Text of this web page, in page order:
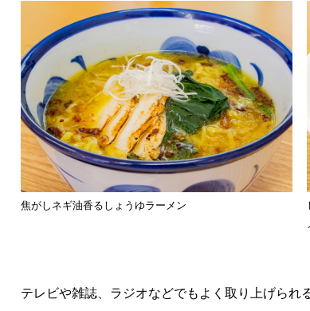
焦がしネギ油香るしょうゆラーメン
テレビや雑誌、ラジオなどでもよく取り上げられ